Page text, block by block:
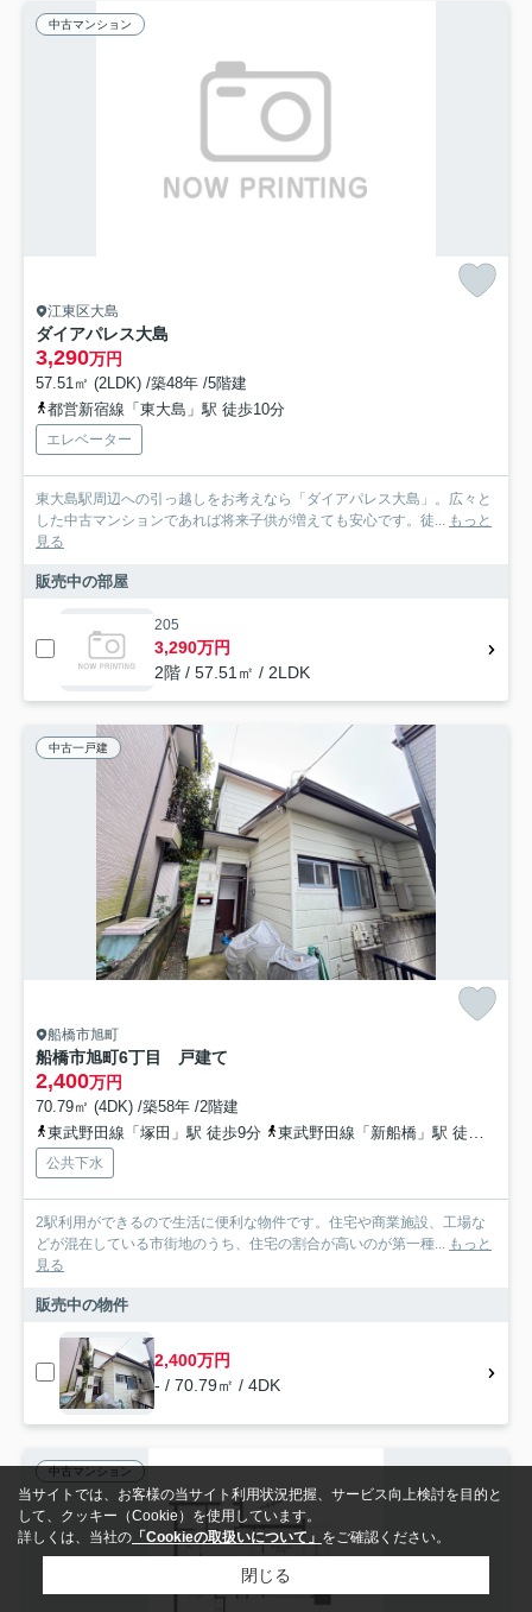
中古マンション
江東区大島
ダイアパレス大島
3,290万円
57.51㎡ (2LDK) /築48年 /5階建
都営新宿線「東大島」駅 徒歩10分
エレベーター
東大島駅周辺への引っ越しをお考えなら「ダイアパレス大島」。広々と
した中古マンションであれば将来子供が増えても安心です。徒...
もっと
見る
販売中の部屋
205
3,290万円
2階 / 57.51㎡ / 2LDK
中古一戸建
船橋市旭町
船橋市旭町6丁目 戸建て
2,400万円
70.79㎡ (4DK) /築58年 /2階建
東武野田線「塚田」駅 徒歩9分
東武野田線「新船橋」駅 徒歩28分
公共下水
2駅利用ができるので生活に便利な物件です。住宅や商業施設、工場な
どが混在している市街地のうち、住宅の割合が高いのが第一種...
もっと
見る
販売中の物件
2,400万円
- / 70.79㎡ / 4DK
中古マンション
当サイトでは、お客様の当サイト利用状況把握、サービス向上検討を目的と
して、クッキー（Cookie）を使用しています。
詳しくは、当社の 「Cookieの取扱いについて」 をご確認ください。
閉じる